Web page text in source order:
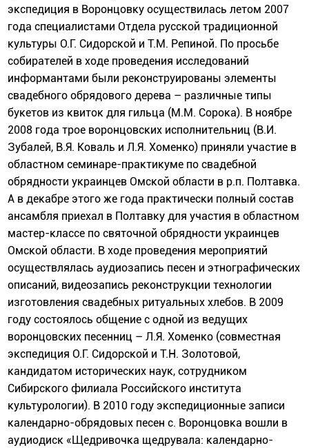
экспедиция в Воронцовку осуществилась летом 2007
года специалистами Отдела русской традиционной
культуры О.Г. Сидорской и Т.М. Репиной. По просьбе
собирателей в ходе проведения исследований
информантами были реконструированы элементы
свадебного обрядового дерева – различные типы
букетов из квиток для гильца (М.М. Сорока). В ноябре
2008 года трое воронцовских исполнительниц (В.И.
Зубалей, В.Я. Коваль и Л.Я. Хоменко) приняли участие в
областном семинаре-практикуме по свадебной
обрядности украинцев Омской области в р.п. Полтавка.
А в декабре этого же года практически полный состав
ансамбля приехал в Полтавку для участия в областном
мастер-классе по святочной обрядности украинцев
Омской области. В ходе проведения мероприятий
осуществлялась аудиозапись песен и этнографических
описаний, видеозапись реконструкции технологии
изготовления свадебных ритуальных хлебов. В 2009
году состоялось общение с одной из ведущих
воронцовских песенниц – Л.Я. Хоменко (совместная
экспедиция О.Г. Сидорской и Т.Н. Золотовой,
кандидатом исторических наук, сотрудником
Сибирского филиала Российского института
культурологии). В 2010 году экспедиционные записи
календарно-обрядовых песен с. Воронцовка вошли в
аудиодиск «Щедривочка щедрувала: календарно-